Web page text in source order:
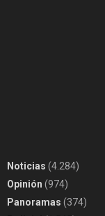
Noticias (4.284)
Opinión (974)
Panoramas (374)